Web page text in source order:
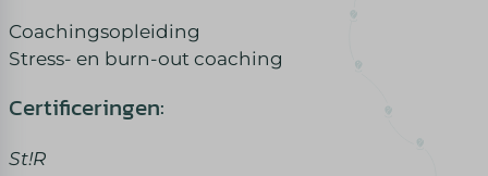
Coachingsopleiding
Stress- en burn-out coaching
Certificeringen:
St!R